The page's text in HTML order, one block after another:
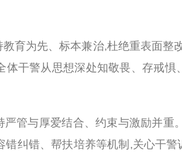
教育为先、标本兼治,杜绝重表面整
干警从思想深处知敬畏、存戒惧
严管与厚爱结合、约束与激励并重
纠错、帮扶培养等机制,关心干